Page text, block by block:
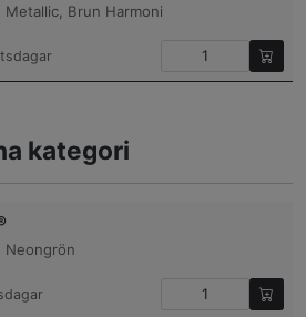
Metallic, Brun Harmoni
kategori
Neongrön